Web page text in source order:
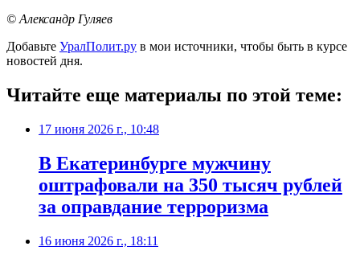
© Александр Гуляев
Добавьте УралПолит.ру в мои источники, чтобы быть в курсе
новостей дня.
Читайте еще материалы по этой теме:
17 июня 2026 г., 10:48
В Екатеринбурге мужчину
оштрафовали на 350 тысяч рублей
за оправдание терроризма
16 июня 2026 г., 18:11